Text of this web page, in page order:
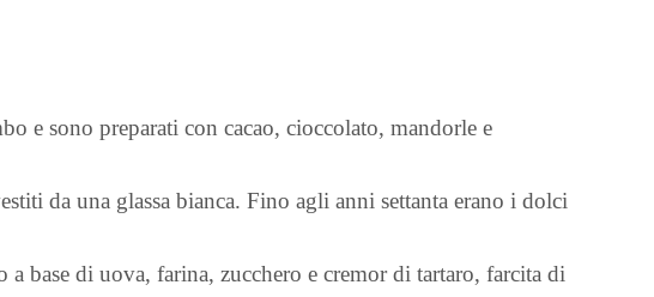
e sono preparati con cacao, cioccolato, mandorle e
da una glassa bianca. Fino agli anni settanta erano i dolci
a base di uova, farina, zucchero e cremor di tartaro, farcita di